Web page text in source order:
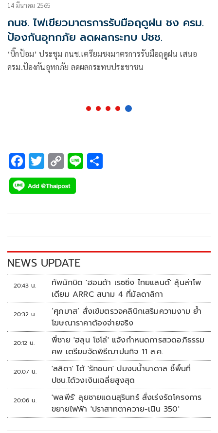
14 มีนาคม 2565
กนช. ไฟเขียวมาตรการรับมือฤดูฝน ชง ครม.
ป้องกันอุทกภัย ลดผลกระทบ ปชช.
‘บิ๊กป้อม’ ประชุม กนช.เตรียมชงมาตรการรับมือฤดูฝน เสนอ
ครม.ป้องกันอุทกภัย ลดผลกระทบประชาชน
F
ac
e
k
T
wi
tt
C
o
p
k
Li
NEWS UPDATE
20:43 น.
ทัพนักบิด 'ฮอนด้า เรซซิ่ง ไทยแลนด์' ลุ้นล่าโพ
เดียม ARRC สนาม 4 ที่มัลดาลิกา
20:32 น.
‘ศุภมาส’ สั่งเข้มตรวจคลินิกเสริมความงาม ย้ำ
โฆษณาราคาต้องจ่ายจริง
20:12 น.
พี่ชาย 'ฮลุน โซโล่' แจ้งกำหนดการสวดอภิธรรม
ศพ เตรียมจัดพิธีฌาปนกิจ 11 ส.ค.
20:07 น.
'ลลิดา' โต้ 'รักชนก' ปมงบน้ำบาดาล ชี้พื้นที่
ปชน.ได้วงเงินเฉลี่ยสูงสุด
20:06 น.
'พลพีร์' ลุยชายแดนสุรินทร์ สั่งเร่งรัดโครงการ
ขยายไฟฟ้า 'ปราสาทตาควาย-เนิน 350'